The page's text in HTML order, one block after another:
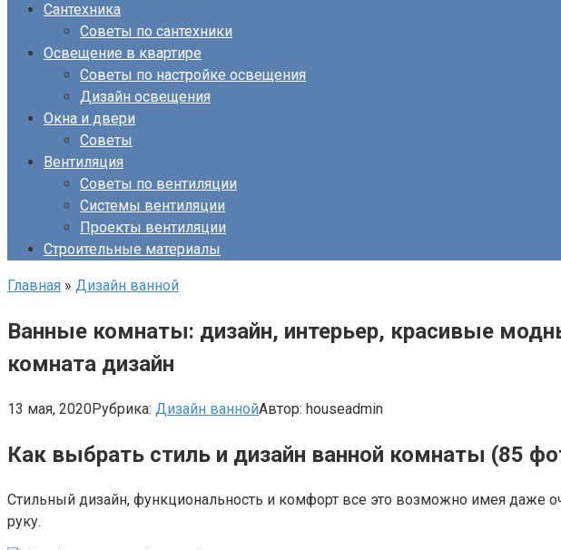
Сантехника
Советы по сантехники
Освещение в квартире
Советы по настройке освещения
Дизайн освещения
Окна и двери
Советы
Вентиляция
Советы по вентиляции
Системы вентиляции
Проекты вентиляции
Строительные материалы
Главная » Дизайн ванной
Ванные комнаты: дизайн, интерьер, красивые
комната дизайн
13 мая, 2020Рубрика: Дизайн ваннойАвтор: houseadmin
Как выбрать стиль и дизайн ванной комнаты (85
Cтильный дизайн, функциональноcть и комфорт все это возможно имея
руку.